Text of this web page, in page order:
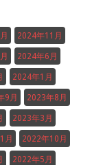
2024年11月
2024年6月
2024年1月
9月 2023年8月
2023年3月
月 2022年10月
2022年5月